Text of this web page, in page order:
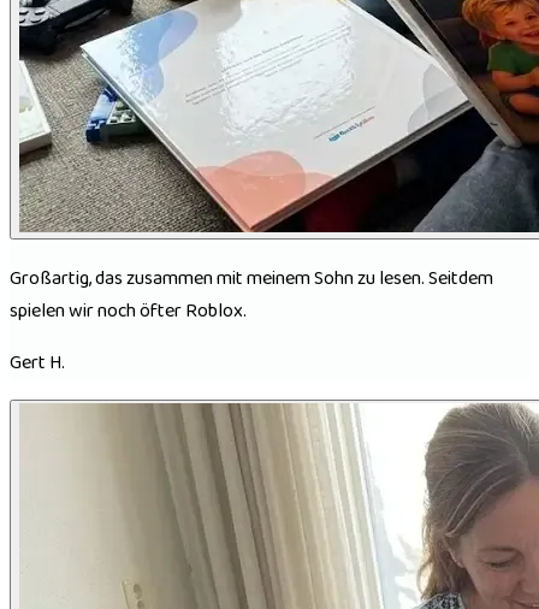
Großartig, das zusammen mit meinem Sohn zu lesen. Seitdem
spielen wir noch öfter Roblox.
Gert H.